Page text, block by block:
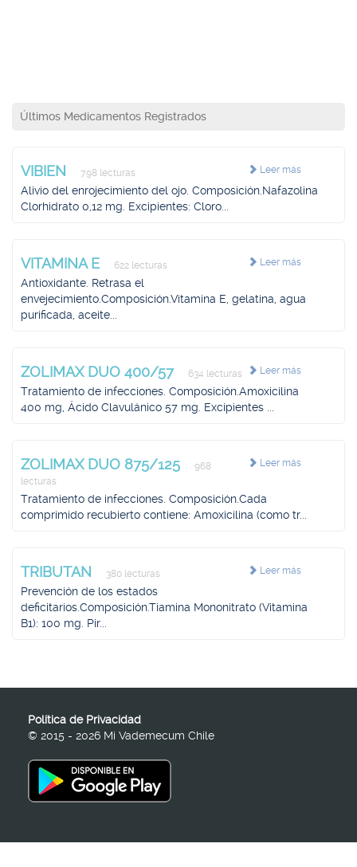
Últimos Medicamentos Registrados
Leer más
VIBIEN 798 lecturas
Alivio del enrojecimiento del ojo. Composición.Nafazolina
Clorhidrato 0,12 mg. Excipientes: Cloro...
Leer más
VITAMINA E 622 lecturas
Antioxidante. Retrasa el
envejecimiento.Composición.Vitamina E, gelatina, agua
purificada, aceite...
Leer más
ZOLIMAX DUO 400/57 634 lecturas
Tratamiento de infecciones. Composición.Amoxicilina
400 mg, Ácido Clavulánico 57 mg. Excipientes ...
Leer más
ZOLIMAX DUO 875/125
968
lecturas
Tratamiento de infecciones. Composición.Cada
comprimido recubierto contiene: Amoxicilina (como tr...
Leer más
TRIBUTAN 380 lecturas
Prevención de los estados
deficitarios.Composición.Tiamina Mononitrato (Vitamina
B1): 100 mg. Pir...
Política de Privacidad
© 2015 - 2026 Mi Vademecum Chile